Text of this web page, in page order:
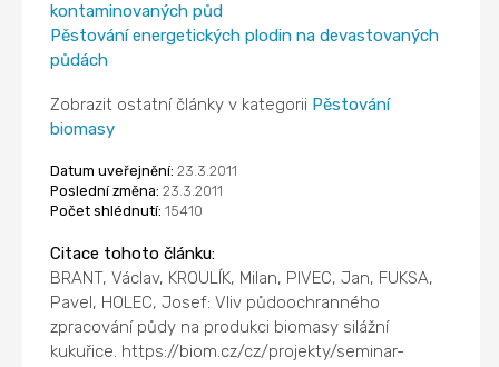
kontaminovaných půd
Pěstování energetických plodin na devastovaných
půdách
Zobrazit ostatní články v kategorii Pěstování
biomasy
Datum uveřejnění: 23.3.2011
Poslední změna: 23.3.2011
Počet shlédnutí: 15410
Citace tohoto článku:
BRANT, Václav, KROULÍK, Milan, PIVEC, Jan, FUKSA,
Pavel, HOLEC, Josef: Vliv půdoochranného
zpracování půdy na produkci biomasy silážní
kukuřice. https://biom.cz/cz/projekty/seminar-